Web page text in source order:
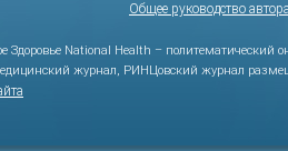
Общее руководство
Здоровье National Health –
журнал, РИНЦовский журнал